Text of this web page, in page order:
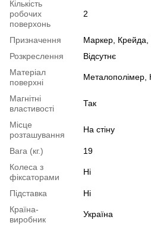
Кількість
робочих
поверхонь
2
Призначення
Маркер, Крейда,
Розкреслення
Відсутнє
Матеріал
поверхні
Металополімер,
Магнітні
властивості
Так
Місце
розташування
На стіну
Вага (кг.)
19
Колеса з
фіксаторами
Ні
Підставка
Ні
Країна-
виробник
Україна